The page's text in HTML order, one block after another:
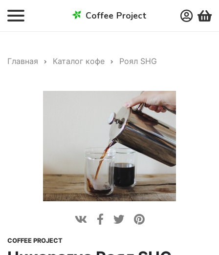
Coffee Project
Главная Каталог кофе Роял SHG
COFFEE PROJECT